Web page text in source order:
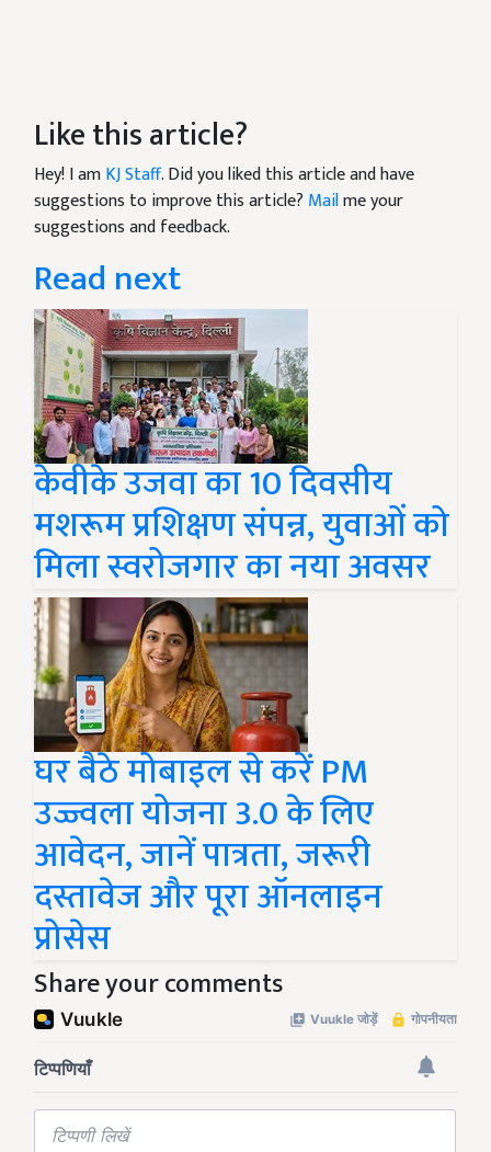
Like this article?
Hey! I amKJ Staff. Did you liked this article and have
suggestions to improve this article? Mailme your
suggestions and feedback.
Read next
केवीके उजवा का 10 दिवसीय
मशरूम प्रशिक्षण संपन्न, युवाओं को
मिला स्वरोजगार का नया अवसर
घर बैठे मोबाइल से करें PM
उज्ज्वला योजना 3.0 के लिए
आवेदन, जानें पात्रता, जरूरी
दस्तावेज और पूरा ऑनलाइन
प्रोसेस
Share your comments